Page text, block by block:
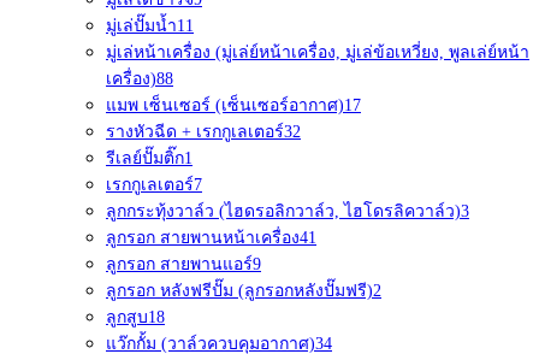
มู่เล่ปั๊มน้ำ11
มู่เล่หน้าเครื่อง (มู่เล่ย์หน้าเครื่อง, มู่เล่ข้อเหวี่ยง, พูลเล่ย์หน้า
เครื่อง)88
แมพ เซ็นเซอร์ (เซ็นเซอร์อากาศ)17
รางหัวฉีด + เรกกูเลเตอร์32
รีเลย์ปั๊มติ๊ก1
เรกกูเลเตอร์7
ลูกกระทุ้งวาล์ว (ไฮดรอลิกวาล์ว, ไฮโดรลิควาล์ว)3
ลูกรอก สายพานหน้าเครื่อง41
ลูกรอก สายพานแอร์9
ลูกรอก หลังฟรีปั๊ม (ลูกรอกหลังปั๊มฟรี)2
ลูกสูบ18
แว๊กกั้ม (วาล์วควบคุมอากาศ)34